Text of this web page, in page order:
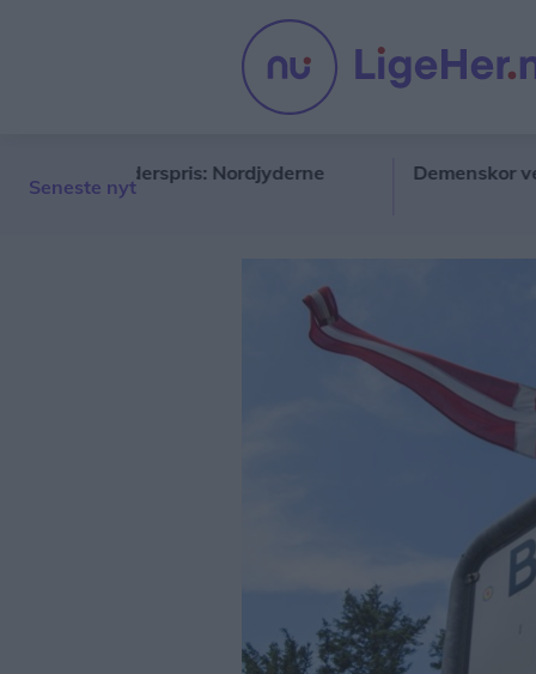
Seneste nyt
ny hæderspris: Nordjyderne
Demenskor